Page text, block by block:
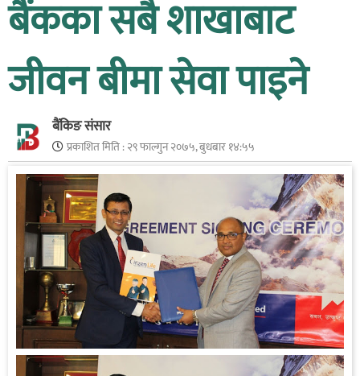
बैंकका सबै शाखाबाट
जीवन बीमा सेवा पाइने
बैंकिङ संसार
प्रकाशित मिति :२९ फाल्गुन २०७५, बुधबार १४:५५